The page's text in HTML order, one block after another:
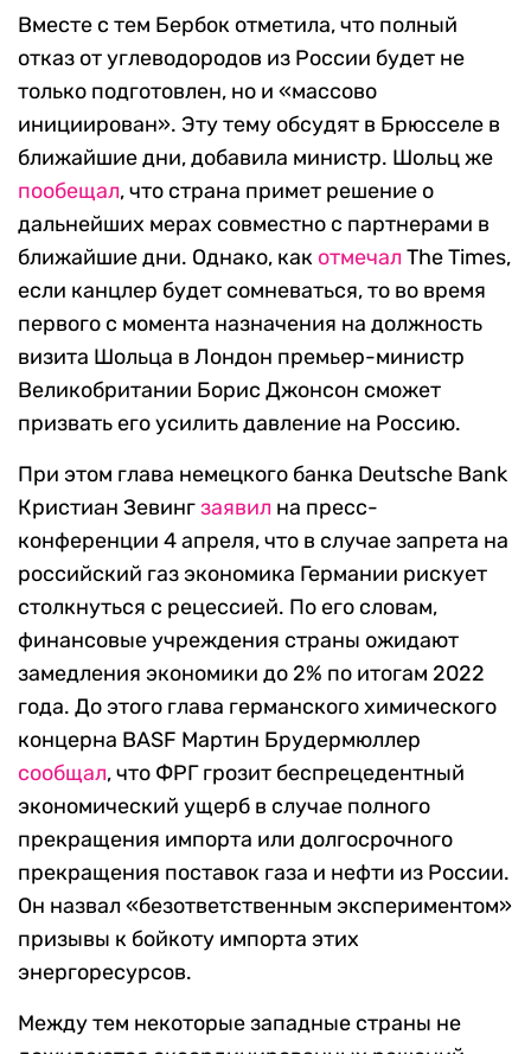
Вместе с тем Бербок отметила, что полный
отказ от углеводородов из России будет не
только подготовлен, но и «массово
инициирован». Эту тему обсудят в Брюсселе в
ближайшие дни, добавила министр. Шольц же
пообещал, что страна примет решение о
дальнейших мерах совместно с партнерами в
ближайшие дни. Однако, как отмечал The Times,
если канцлер будет сомневаться, то во время
первого с момента назначения на должность
визита Шольца в Лондон премьер-министр
Великобритании Борис Джонсон сможет
призвать его усилить давление на Россию.
При этом глава немецкого банка Deutsche Bank
Кристиан Зевингзаявил на пресс-
конференции 4 апреля, что в случае запрета на
российский газ экономика Германии рискует
столкнуться с рецессией. По его словам,
финансовые учреждения страны ожидают
замедления экономики до 2% по итогам 2022
года. До этого глава германского химического
концерна BASF Мартин Брудермюллер
сообщал, что ФРГ грозит беспрецедентный
экономический ущерб в случае полного
прекращения импорта или долгосрочного
прекращения поставок газа и нефти из России.
Он назвал «безответственным экспериментом»
призывы к бойкоту импорта этих
энергоресурсов.
Между тем некоторые западные страны не